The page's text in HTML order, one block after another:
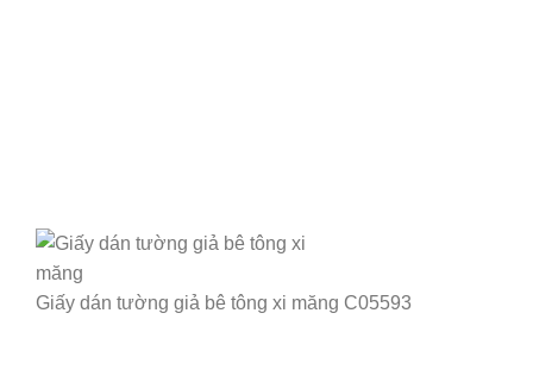
Giấy dán tường giả bê tông xi măng C05593